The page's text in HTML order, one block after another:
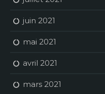
juin 2021
mai 2021
avril 2021
mars 2021